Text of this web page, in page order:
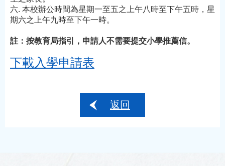
六. 本校辦公時間為星期一至五之上午八時至下午五時，星
期六之上午九時至下午一時。
註：按教育局指引，申請人不需要提交小學推薦信。
下載入學申請表
返回